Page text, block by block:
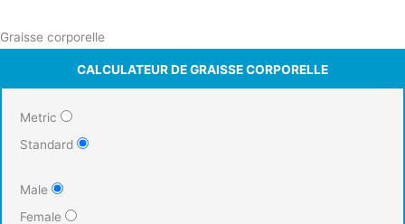
Graisse corporelle
CALCULATEUR DE GRAISSE CORPORELLE
Metric
Standard
Male
Female